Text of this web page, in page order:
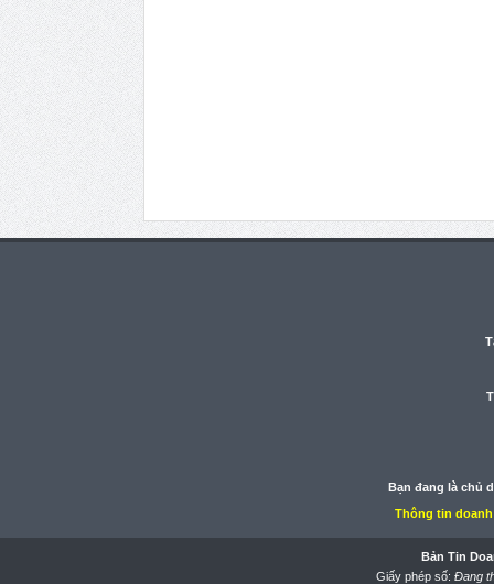
Bạn đang là chủ
Thông tin
Bản Tin
Giấy phép số: Đang